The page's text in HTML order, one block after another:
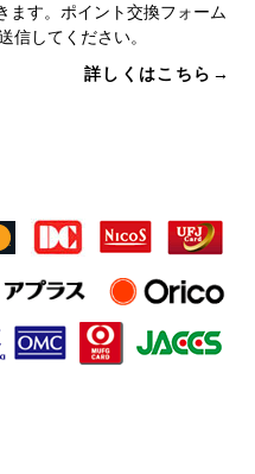
ます。ポイント交換フォーム
信してください。
詳しくはこちら→